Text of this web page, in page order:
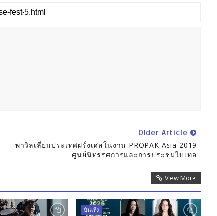
Older Article
พาวิลเลี่ยนประเทศฝรั่งเศสในงาน PROPAK Asia 2019
ศูนย์นิทรรศการและการประชุมไบเทค
View More
บันเทิง